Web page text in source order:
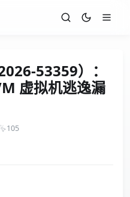
53359）：
虚拟机逃逸漏
105